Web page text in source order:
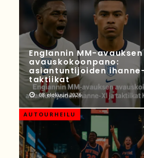
Englannin MM-avauksen
avauskokoonpano:
asiantuntijoiden
taktiikat
08 elokuun 2026
AUTOURHEILU